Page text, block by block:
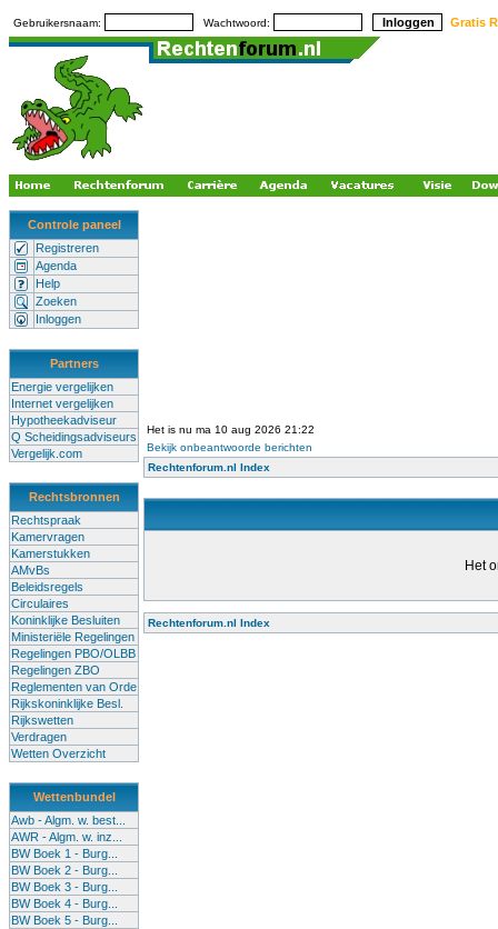
Gebruikersnaam: Wachtwoord: Gratis
Controle paneel
Registreren
Agenda
Help
Zoeken
Inloggen
Partners
Energie vergelijken
Internet vergelijken
Hypotheekadviseur
Q Scheidingsadviseurs
Vergelijk.com
Rechtsbronnen
Rechtspraak
Kamervragen
Kamerstukken
AMvBs
Beleidsregels
Circulaires
Koninklijke Besluiten
Ministeriële Regelingen
Regelingen PBO/OLBB
Regelingen ZBO
Reglementen van Orde
Rijkskoninklijke Besl.
Rijkswetten
Verdragen
Wetten Overzicht
Wettenbundel
Awb - Algm. w. best...
AWR - Algm. w. inz...
BW Boek 1 - Burg...
BW Boek 2 - Burg...
BW Boek 3 - Burg...
BW Boek 4 - Burg...
BW Boek 5 - Burg...
Het is nu ma 10 aug 2026 21:22
Bekijk onbeantwoorde berichten
Rechtenforum.nl Index
Het
Rechtenforum.nl Index